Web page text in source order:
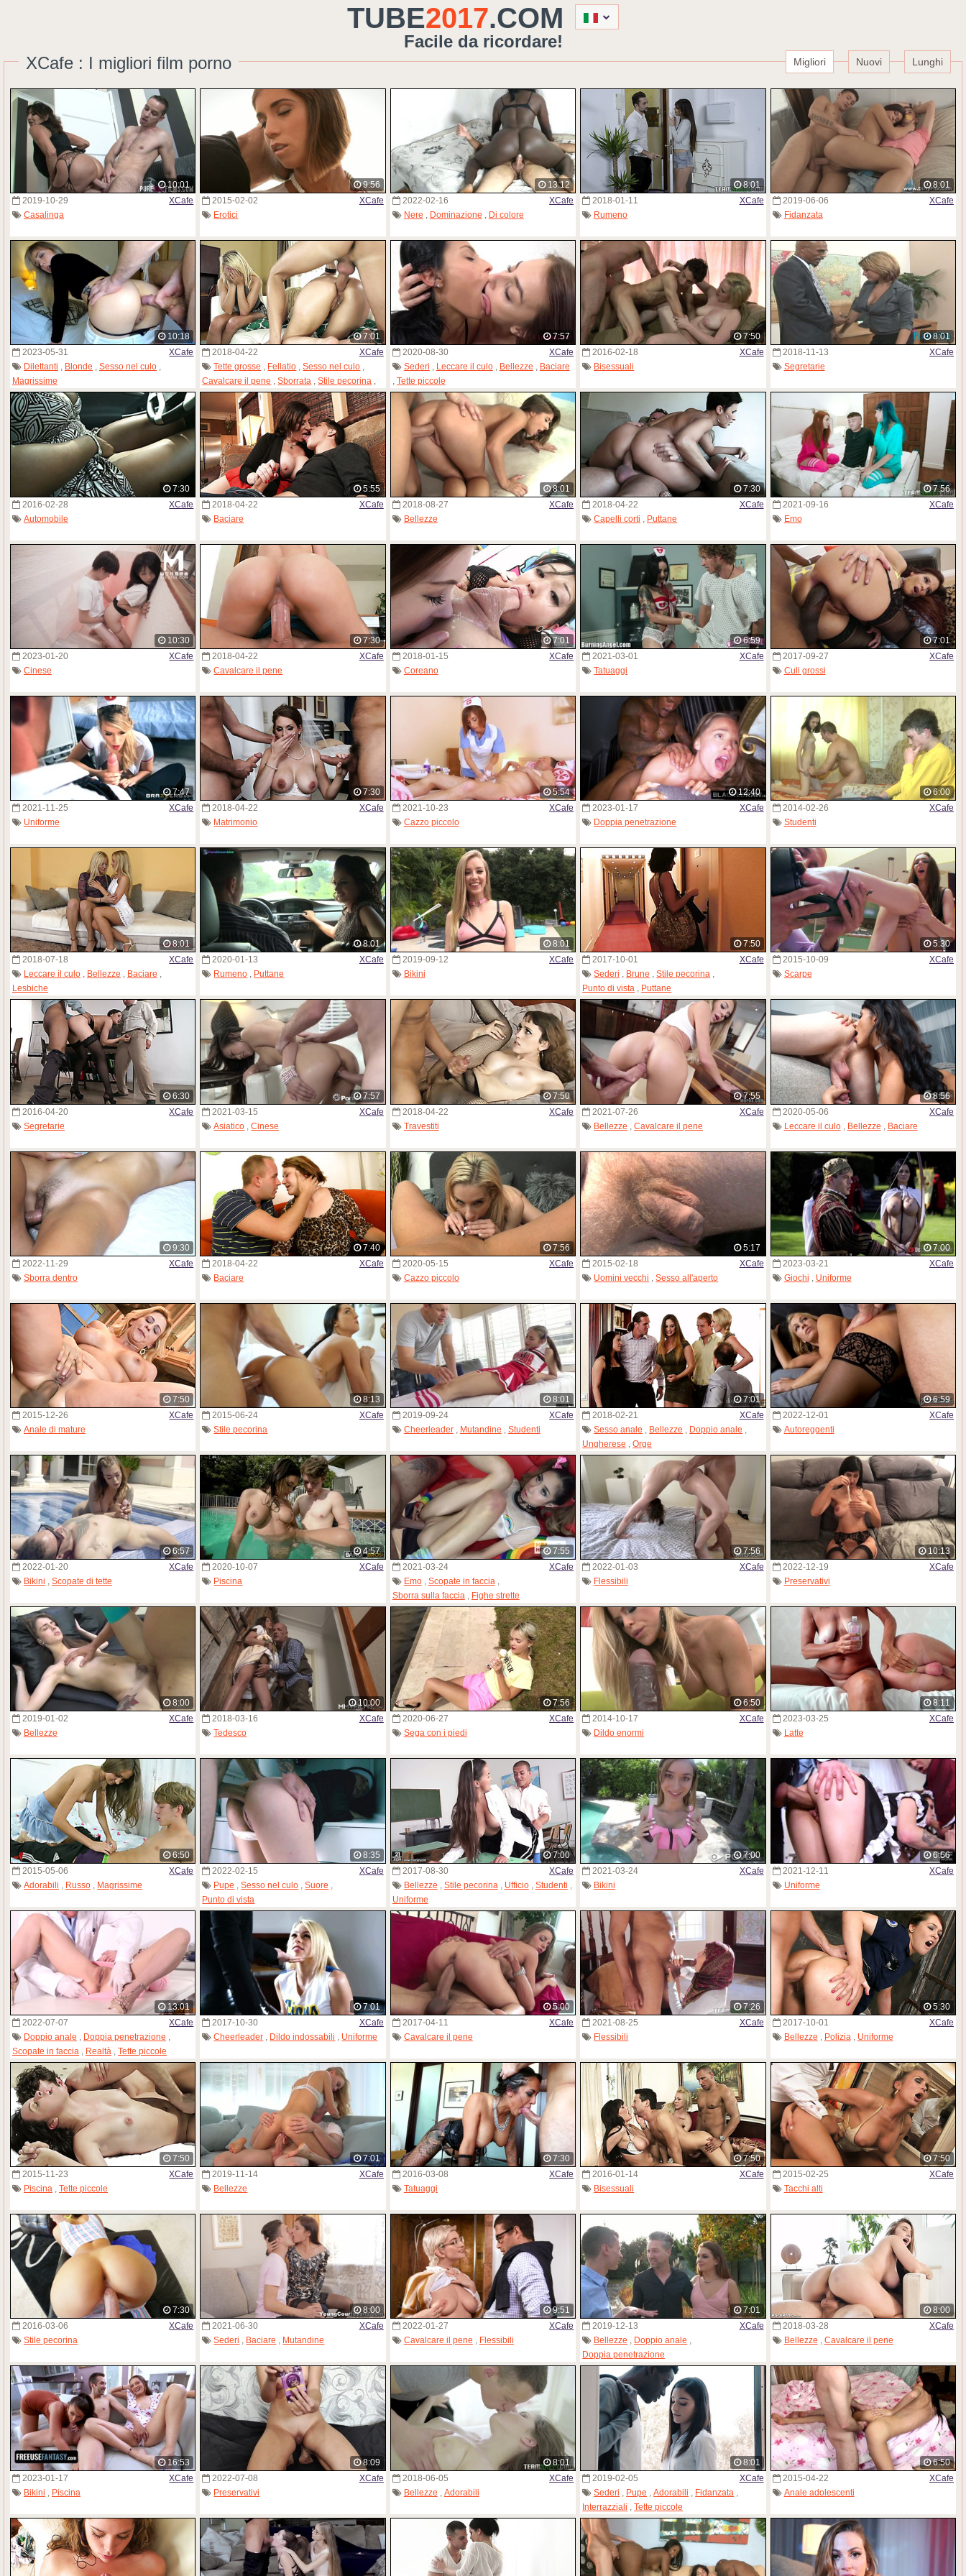
TUBE2017.COM
Facile da ricordare!
XCafe : I migliori film porno
Migliori Nuovi Lunghi
10:01
2019-10-29
XCafe
Casalinga
9:56
2015-02-02
XCafe
Erotici
13:12
2022-02-16
XCafe
Nere , Dominazione , Di colore
8:01
2018-01-11
XCafe
Rumeno
8:01
2019-06-06
XCafe
Fidanzata
10:18
2023-05-31
XCafe
Dilettanti , Blonde ,Sesso nel culo ,
Magrissime
7:01
2018-04-22
XCafe
Tette grosse , Fellatio ,Sesso nel culo ,
Cavalcare il pene ,Sborrata ,Stile pecorina ,
MILF
7:57
2020-08-30
XCafe
Sederi , Leccare il culo, Bellezze , Baciare
, Tette piccole
7:50
2016-02-18
XCafe
Bisessuali
8:01
2018-11-13
XCafe
Segretarie
7:30
2016-02-28
XCafe
Automobile
5:55
2018-04-22
XCafe
Baciare
8:01
2018-08-27
XCafe
Bellezze
7:30
2018-04-22
XCafe
Capelli corti
Puttane
7:56
2021-09-16
XCafe
Emo
10:30
2023-01-20
XCafe
Cinese
7:30
2018-04-22
XCafe
Cavalcare il pene
7:01
2018-01-15
XCafe
Coreano
6:59
2021-03-01
XCafe
Tatuaggi
7:01
2017-09-27
XCafe
Culi grossi
7:47
2021-11-25
XCafe
Uniforme
7:30
2018-04-22
XCafe
Matrimonio
5:54
2021-10-23
XCafe
Cazzo piccolo
12:40
2023-01-17
XCafe
Doppia penetrazione
6:00
2014-02-26
XCafe
Studenti
8:01
2018-07-18
XCafe
Leccare il culo , Bellezze , Baciare ,
Lesbiche
8:01
2020-01-13
XCafe
Rumeno , Puttane
8:01
2019-09-12
XCafe
Bikini
7:50
2017-10-01
XCafe
Sederi , Brune ,Stile pecorina ,
Punto di vista , Puttane
5:30
2015-10-09
XCafe
Scarpe
6:30
2016-04-20
XCafe
Segretarie
7:57
2021-03-15
XCafe
Asiatico ,Cinese
7:50
2018-04-22
XCafe
Travestiti
7:55
2021-07-26
XCafe
Bellezze ,Cavalcare il pene
8:56
2020-05-06
XCafe
Leccare il culo, Bellezze Baciare
9:30
2022-11-29
XCafe
Sborra dentro
7:40
2018-04-22
XCafe
Baciare
7:56
2020-05-15
XCafe
Cazzo piccolo
5:17
2015-02-18
XCafe
Uomini vecchi ,Sesso all'aperto
7:00
2023-03-21
XCafe
Giochi
Uniforme
7:50
2015-12-26
XCafe
Anale di mature
8:13
2015-06-24
XCafe
Stile pecorina
8:01
2019-09-24
XCafe
Cheerleader, Mutandine , Studenti
7:01
2018-02-21
XCafe
Sesso anale , Bellezze , Doppio anale ,
Ungherese ,Orge
6:59
2022-12-01
XCafe
Autoreggenti
6:57
2022-01-20
XCafe
Bikini ,Scopate di tette
4:57
2020-10-07
XCafe
Piscina
7:55
2021-03-24
XCafe
Emo, Scopate in faccia,
Sborra sulla faccia, Fighe strette
7:56
2022-01-03
XCafe
Flessibili
10:13
2022-12-19
XCafe
Preservativi
8:00
2019-01-02
XCafe
Bellezze
10:00
2018-03-16
XCafe
Tedesco
7:56
2020-06-27
XCafe
Sega con i piedi
6:50
2014-10-17
XCafe
Dildo enormi
8:11
2023-03-25
XCafe
Latte
6:50
2015-05-06
XCafe
Adorabili
Russo Magrissime
8:35
2022-02-15
XCafe
Pupe
,Sesso nel culo ,Suore
Punto di vista
7:00
2017-08-30
XCafe
Bellezze
Stile pecorina Ufficio, Studenti
Uniforme
7:00
2021-03-24
XCafe
Bikini
6:56
2021-12-11
XCafe
Uniforme
13:01
2022-07-07
XCafe
Doppio anale , Doppia penetrazione ,
Scopate in faccia , Realtà ,Tette piccole
7:01
2017-10-30
XCafe
Cheerleader , Dildo indossabili , Uniforme
5:00
2017-04-11
XCafe
Cavalcare il pene
7:26
2021-08-25
XCafe
Flessibili
5:30
2017-10-01
XCafe
Bellezze , Polizia, Uniforme
7:50
2015-11-23
XCafe
Piscina ,Tette piccole
7:01
2019-11-14
XCafe
Bellezze
7:30
2016-03-08
XCafe
Tatuaggi
7:50
2016-01-14
XCafe
Bisessuali
7:50
2015-02-25
XCafe
Tacchi alti
7:30
2016-03-06
XCafe
Stile pecorina
8:00
2021-06-30
XCafe
Sederi , Baciare , Mutandine
9:51
2022-01-27
XCafe
Cavalcare il pene , Flessibili
7:01
2019-12-13
XCafe
Bellezze , Doppio anale ,
Doppia penetrazione
8:00
2018-03-28
XCafe
Bellezze , Cavalcare il pene
16:53
2023-01-17
XCafe
Bikini
Piscina
8:09
2022-07-08
XCafe
Preservativi
8:01
2018-06-05
XCafe
Bellezze
Adorabili
8:01
2019-02-05
XCafe
Sederi
Pupe ,Adorabili Fidanzata
Interrazziali ,Tette piccole
6:50
2015-04-22
XCafe
Anale adolescenti